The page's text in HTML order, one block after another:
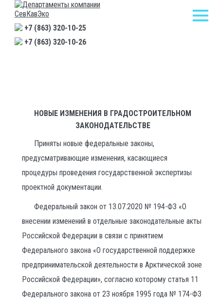
+7 (863) 320-10-25
+7 (863) 320-10-26
НОВЫЕ ИЗМЕНЕНИЯ В ГРАДОСТРОИТЕЛЬНОМ
ЗАКОНОДАТЕЛЬСТВЕ
Приняты новые федеральные законы,
предусматривающие изменения, касающиеся
процедуры проведения государственной экспертизы
проектной документации.
Федеральный закон от 13.07.2020 № 194-ФЗ «О
внесении изменений в отдельные законодательные акты
Российской Федерации в связи с принятием
Федерального закона «О государственной поддержке
предпринимательской деятельности в Арктической зоне
Российской Федерации», согласно которому статья 11
Федерального закона от 23 ноября 1995 года № 174-ФЗ